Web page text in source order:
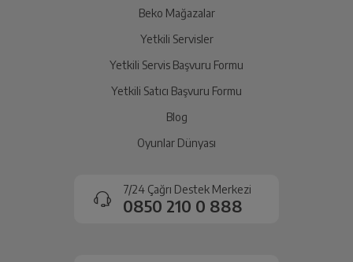
Beko Mağazalar
Yetkili Servisler
Yetkili Servis Başvuru Formu
Yetkili Satıcı Başvuru Formu
Blog
Oyunlar Dünyası
7/24 Çağrı Destek Merkezi
0850 210 0 888